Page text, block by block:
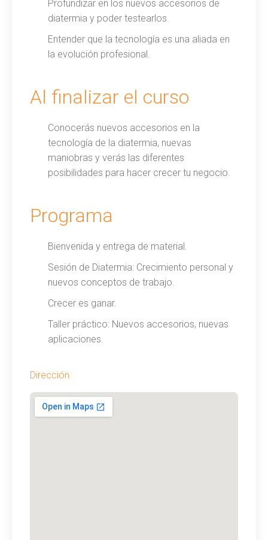
Profundizar en los nuevos accesorios de
diatermia y poder testearlos.
Entender que la tecnología es una aliada en
la evolución profesional.
Al finalizar el curso
Conocerás nuevos accesorios en la
tecnología de la diatermia, nuevas
maniobras y verás las diferentes
posibilidades para hacer crecer tu negocio.
Programa
Bienvenida y entrega de material.
Sesión de Diatermia: Crecimiento personal y
nuevos conceptos de trabajo.
Crecer es ganar.
Taller práctico: Nuevos accesorios, nuevas
aplicaciones.
Dirección